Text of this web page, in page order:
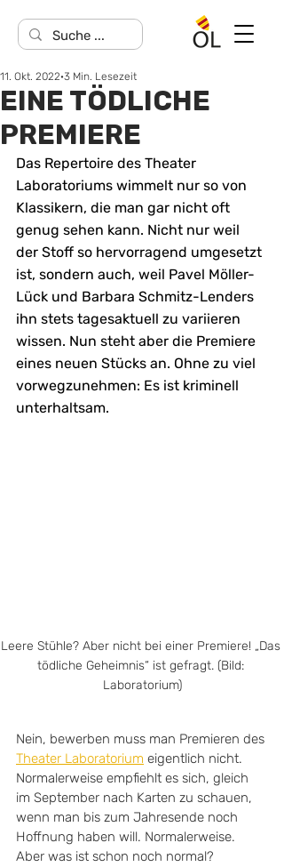
EINE TÖDLICHE
PREMIERE
11. Okt. 2022 3 Min. Lesezeit
Das Repertoire des Theater
Laboratoriums wimmelt nur so von
Klassikern, die man gar nicht oft
genug sehen kann. Nicht nur weil
der Stoff so hervorragend umgesetzt
ist, sondern auch, weil Pavel Möller-
Lück und Barbara Schmitz-Lenders
ihn stets tagesaktuell zu variieren
wissen. Nun steht aber die Premiere
eines neuen Stücks an. Ohne zu viel
vorwegzunehmen: Es ist kriminell
unterhaltsam.
Leere Stühle? Aber nicht bei einer Premiere! „Das
tödliche Geheimnis“ ist gefragt. (Bild:
Laboratorium)
Nein, bewerben muss man Premieren des
Theater Laboratorium eigentlich nicht.
Normalerweise empfiehlt es sich, gleich
im September nach Karten zu schauen,
wenn man bis zum Jahresende noch
Hoffnung haben will. Normalerweise.
Aber was ist schon noch normal?